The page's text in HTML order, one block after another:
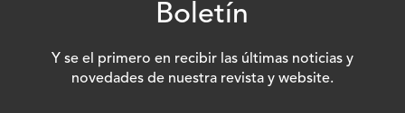
Boletín
Y se el primero en recibir las últimas noticias y
novedades de nuestra revista y website.